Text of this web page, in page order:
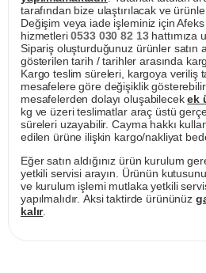
tarafından bize ulaştırılacak ve
Değişim veya iade işleminiz için
hizmetleri0533 030 82 13hattımıza
Sipariş oluşturduğunuz ürünler satın
gösterilen tarih / tarihler arasında
Kargo teslim süreleri, kargoya veriliş
mesafelere göre değişiklik
mesafelerden dolayı oluşabilecekek
kg ve üzeri teslimatlar araç üstü
süreleri uzayabilir. Cayma hakkı
edilen ürüne ilişkin kargo/nakliyat
Eğer satın aldığınız ürün kurulum
yetkili servisi arayın. Ürünün
ve kurulum işlemi mutlaka yetkili
yapılmalıdır. Aksi taktirde ürününüz
kalır.